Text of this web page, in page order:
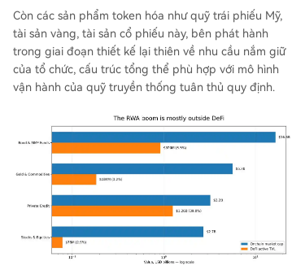
Còn các sản phẩm token hóa như quỹ trái phiếu Mỹ,
tài sản vàng, tài sản cổ phiếu này, bên phát hành
trong giai đoạn thiết kế lại thiên về nhu cầu nắm giữ
của tổ chức, cấu trúc tổng thể phù hợp với mô hình
vận hành của quỹ truyền thống tuân thủ quy định.